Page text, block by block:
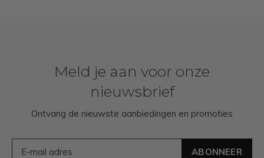
Meld je aan voor onze
nieuwsbrief
Ontvang de nieuwste aanbiedingen en promoties
ABONNEER